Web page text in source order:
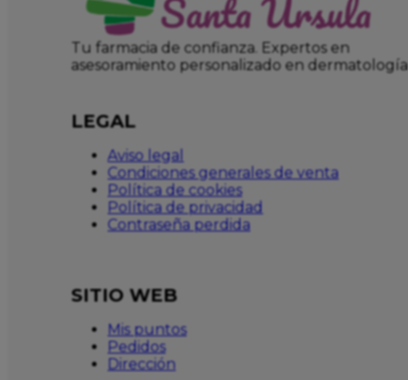
Tu farmacia de confianza. Expertos en
asesoramiento personalizado en dermatología
LEGAL
Aviso legal
Condiciones generales de venta
Política de cookies
Política de privacidad
Contraseña perdida
SITIO WEB
Mis puntos
Pedidos
Dirección